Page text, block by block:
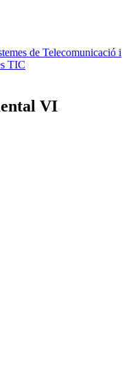
de Telecomunicació i
TIC
VI